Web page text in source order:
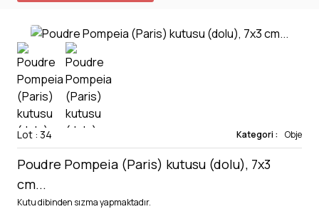
Lot : 34 Kategori : Obje
Poudre Pompeia (Paris) kutusu (dolu), 7x3
cm...
Kutu dibinden sızma yapmaktadır.